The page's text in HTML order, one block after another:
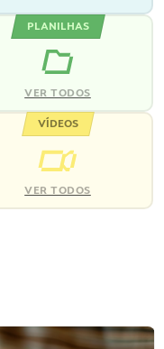
PLANILHAS
VER TODOS
VÍDEOS
VER TODOS